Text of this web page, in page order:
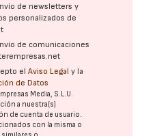
de newsletters y
personalizados de
de comunicaciones
elAviso Legal y la
de Datos
Media, S.L.U.
a nuestra(s)
de cuenta de usuario.
con la misma o